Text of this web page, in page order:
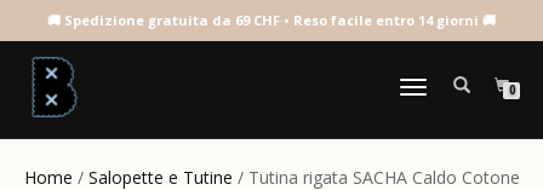
NAVIGAZIONE
0
Home / Salopette e Tutine / Tutina rigata SACHA Caldo Cotone